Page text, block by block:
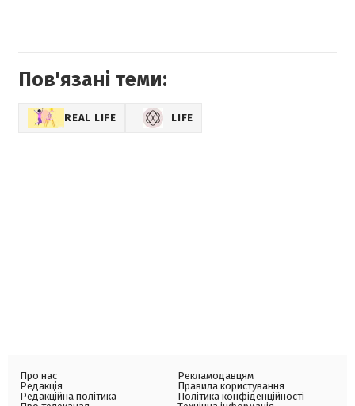
Пов'язані теми:
REAL LIFE LIFE
Про нас
Редакція
Редакційна політика
Рекламодавцям
Правила користування
Політика конфіденційності